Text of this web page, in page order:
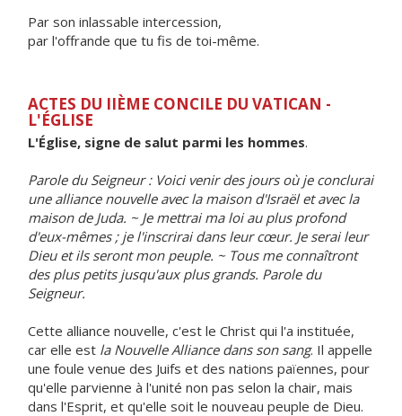
Par son inlassable intercession,
par l'offrande que tu fis de toi-même.
ACTES DU IIÈME CONCILE DU VATICAN -
L'ÉGLISE
L'Église, signe de salut parmi les hommes.
Parole du Seigneur : Voici venir des jours où je conclurai
une alliance nouvelle avec la maison d'Israël et avec la
maison de Juda. ~ Je mettrai ma loi au plus profond
d'eux-mêmes ; je l'inscrirai dans leur cœur. Je serai leur
Dieu et ils seront mon peuple. ~ Tous me connaîtront
des plus petits jusqu'aux plus grands. Parole du
Seigneur.
Cette alliance nouvelle, c'est le Christ qui l'a instituée,
car elle est la Nouvelle Alliance dans son sang. Il appelle
une foule venue des Juifs et des nations païennes, pour
qu'elle parvienne à l'unité non pas selon la chair, mais
dans l'Esprit, et qu'elle soit le nouveau peuple de Dieu.